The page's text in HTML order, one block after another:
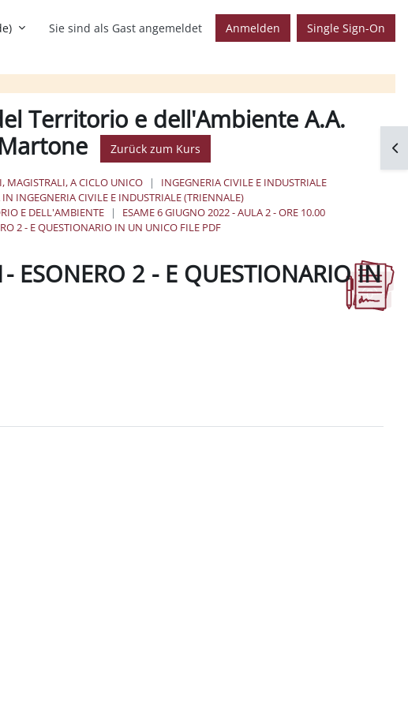
Sie sind als Gast angemeldet Anmelden Single Sign-On
Territorio e dell'Ambiente A.A.
Zurück zum Kurs
MAGISTRALI, A CICLO UNICO
INGEGNERIA CIVILE E INDUSTRIALE
IN INGEGNERIA CIVILE E INDUSTRIALE (TRIENNALE)
E DELL'AMBIENTE
ESAME 6 GIUGNO 2022 - AULA 2 - ORE 10.00
2 - E QUESTIONARIO IN UN UNICO FILE PDF
ESONERO 2 - E QUESTIONARIO IN